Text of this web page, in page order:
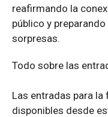
reafirmando la
público y
sorpresas.
Todo sobre las
Las entradas para la
disponibles desde